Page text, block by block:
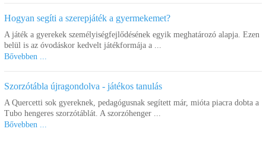
Hogyan segíti a szerepjáték a gyermekemet?
A játék a gyerekek személyiségfejlődésének egyik meghatározó alapja. Ezen
belül is az óvodáskor kedvelt játékformája a ...
Bővebben ...
Szorzótábla újragondolva - játékos tanulás
A Quercetti sok gyereknek, pedagógusnak segített már, mióta piacra dobta a
Tubo hengeres szorzótáblát. A szorzóhenger ...
Bővebben ...